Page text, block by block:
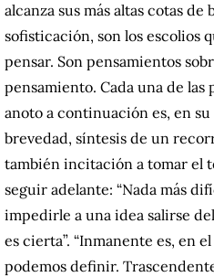
alcanza sus más altas cotas de
sofisticación, son los escolios
pensar. Son pensamientos
pensamiento. Cada una de las
anoto a continuación es, en
brevedad, síntesis de un
también incitación a tomar el
seguir adelante: “Nada más
impedirle a una idea salirse
es cierta”. “Inmanente es, en
podemos definir.